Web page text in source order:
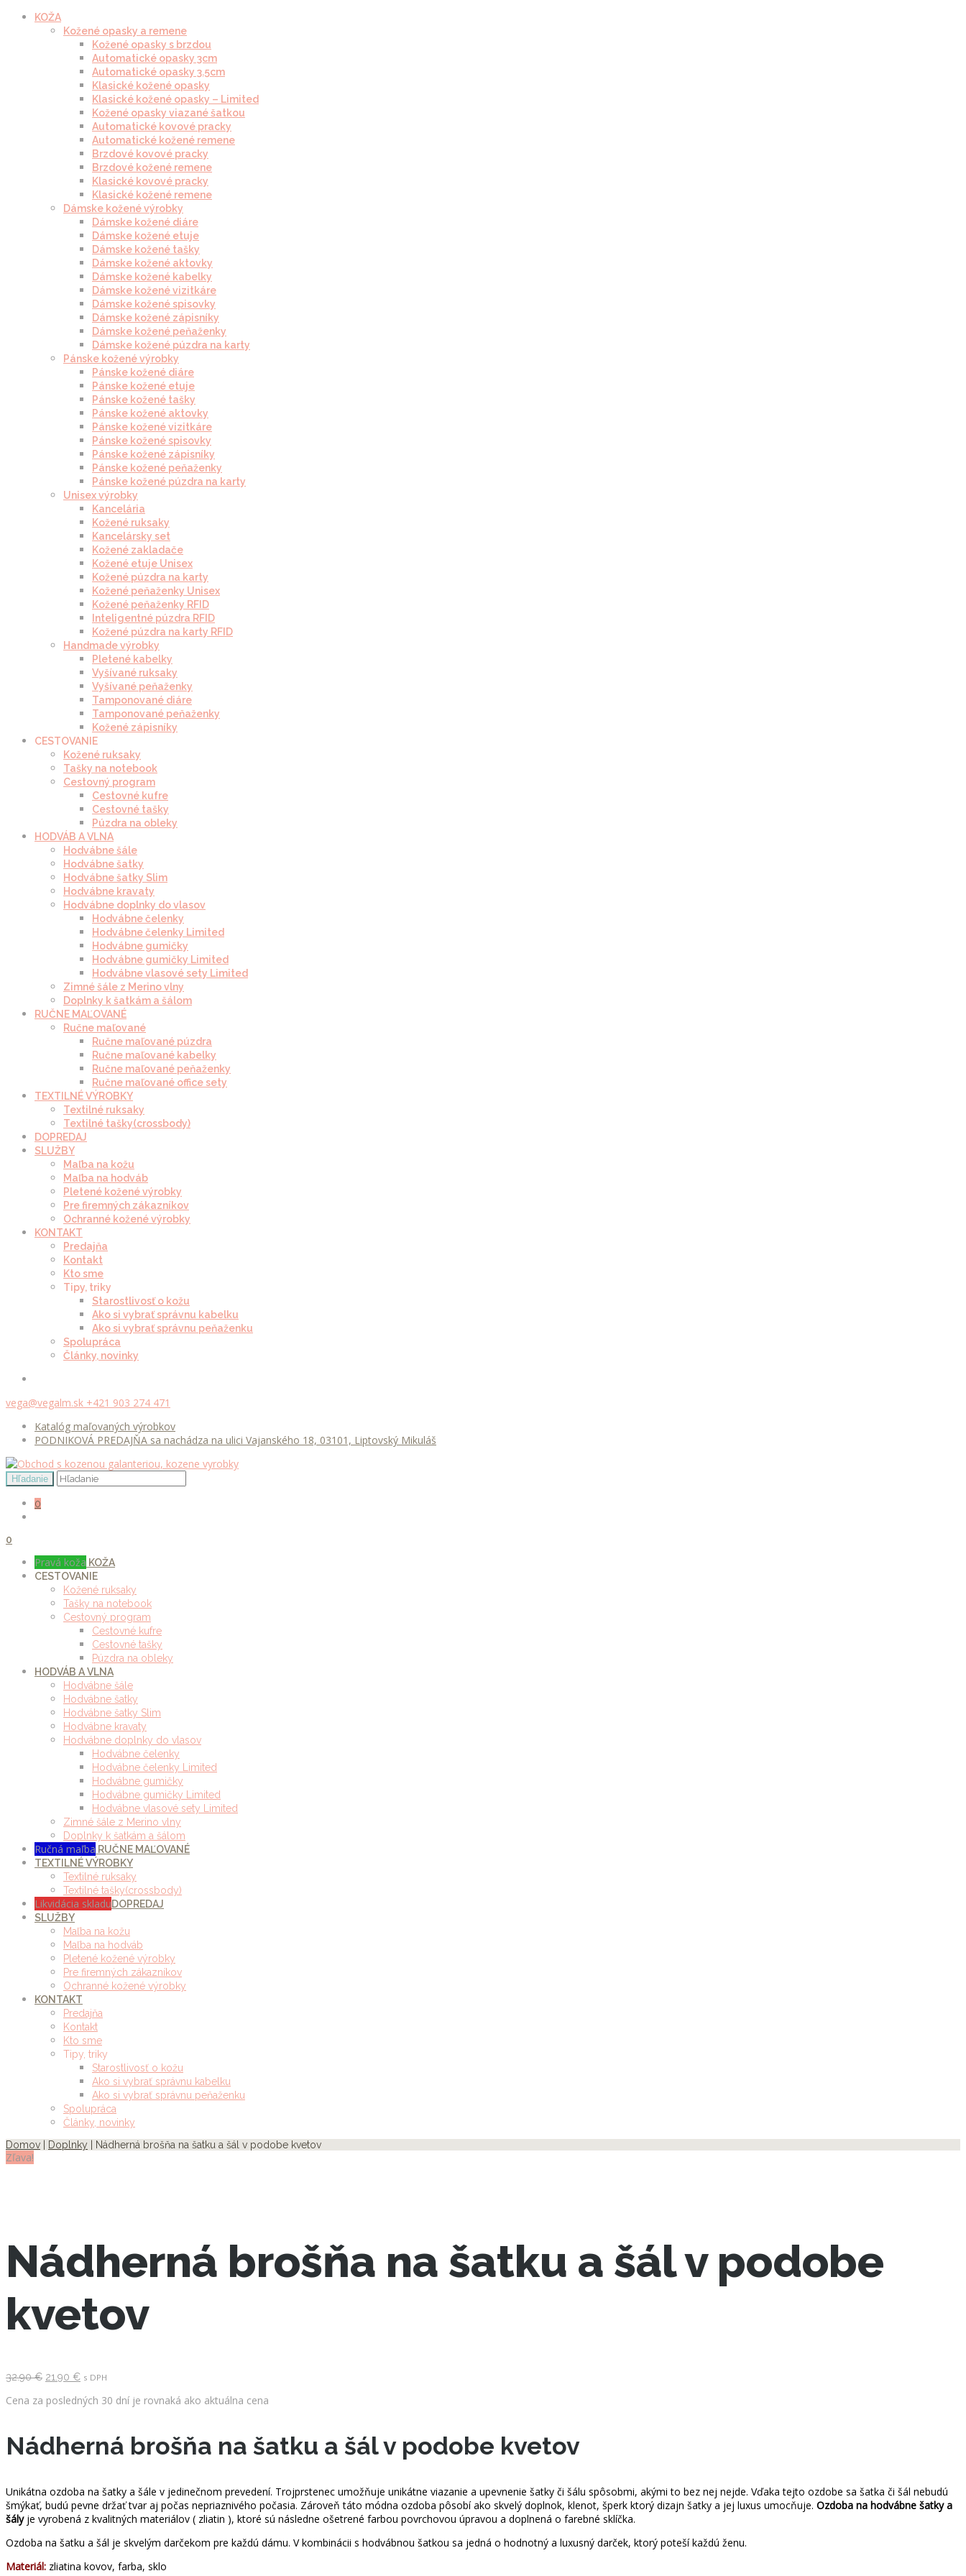
KOŽA
Kožené opasky a remene
Kožené opasky s brzdou
Automatické opasky 3cm
Automatické opasky 3.5cm
Klasické kožené opasky
Klasické kožené opasky – Limited
Kožené opasky viazané šatkou
Automatické kovové pracky
Automatické kožené remene
Brzdové kovové pracky
Brzdové kožené remene
Klasické kovové pracky
Klasické kožené remene
Dámske kožené výrobky
Dámske kožené diáre
Dámske kožené etuje
Dámske kožené tašky
Dámske kožené aktovky
Dámske kožené kabelky
Dámske kožené vizitkáre
Dámske kožené spisovky
Dámske kožené zápisníky
Dámske kožené peňaženky
Dámske kožené púzdra na karty
Pánske kožené výrobky
Pánske kožené diáre
Pánske kožené etuje
Pánske kožené tašky
Pánske kožené aktovky
Pánske kožené vizitkáre
Pánske kožené spisovky
Pánske kožené zápisníky
Pánske kožené peňaženky
Pánske kožené púzdra na karty
Unisex výrobky
Kancelária
Kožené ruksaky
Kancelársky set
Kožené zakladače
Kožené etuje Unisex
Kožené púzdra na karty
Kožené peňaženky Unisex
Kožené peňaženky RFID
Inteligentné púzdra RFID
Kožené púzdra na karty RFID
Handmade výrobky
Pletené kabelky
Vyšívané ruksaky
Vyšívané peňaženky
Tamponované diáre
Tamponované peňaženky
Kožené zápisníky
CESTOVANIE
Kožené ruksaky
Tašky na notebook
Cestovný program
Cestovné kufre
Cestovné tašky
Púzdra na obleky
HODVÁB A VLNA
Hodvábne šále
Hodvábne šatky
Hodvábne šatky Slim
Hodvábne kravaty
Hodvábne doplnky do vlasov
Hodvábne čelenky
Hodvábne čelenky Limited
Hodvábne gumičky
Hodvábne gumičky Limited
Hodvábne vlasové sety Limited
Zimné šále z Merino vlny
Doplnky k šatkám a šálom
RUČNE MAĽOVANÉ
Ručne maľované
Ručne maľované púzdra
Ručne maľované kabelky
Ručne maľované peňaženky
Ručne maľované office sety
TEXTILNÉ VÝROBKY
Textilné ruksaky
Textilné tašky(crossbody)
DOPREDAJ
SLUŽBY
Maľba na kožu
Maľba na hodváb
Pletené kožené výrobky
Pre firemných zákazníkov
Ochranné kožené výrobky
KONTAKT
Predajňa
Kontakt
Kto sme
Tipy, triky
Starostlivosť o kožu
Ako si vybrať správnu kabelku
Ako si vybrať správnu peňaženku
Spolupráca
Články, novinky
vega@vegalm.sk +421 903 274 471
Katalóg maľovaných výrobkov
PODNIKOVÁ PREDAJŇA sa nachádza na ulici Vajanského 18, 03101, Liptovský Mikuláš
0
0
Pravá koža KOŽA
CESTOVANIE
Kožené ruksaky
Tašky na notebook
Cestovný program
Cestovné kufre
Cestovné tašky
Púzdra na obleky
HODVÁB A VLNA
Hodvábne šále
Hodvábne šatky
Hodvábne šatky Slim
Hodvábne kravaty
Hodvábne doplnky do vlasov
Hodvábne čelenky
Hodvábne čelenky Limited
Hodvábne gumičky
Hodvábne gumičky Limited
Hodvábne vlasové sety Limited
Zimné šále z Merino vlny
Doplnky k šatkám a šálom
Ručná maľba RUČNE MAĽOVANÉ
TEXTILNÉ VÝROBKY
Textilné ruksaky
Textilné tašky(crossbody)
Likvidácia skladuDOPREDAJ
SLUŽBY
Maľba na kožu
Maľba na hodváb
Pletené kožené výrobky
Pre firemných zákazníkov
Ochranné kožené výrobky
KONTAKT
Predajňa
Kontakt
Kto sme
Tipy, triky
Starostlivosť o kožu
Ako si vybrať správnu kabelku
Ako si vybrať správnu peňaženku
Spolupráca
Články, novinky
Domov
Doplnky | Nádherná brošňa na šatku a šál v podobe kvetov
Zľava!
Nádherná brošňa na šatku a šál v podobe
kvetov
32.90€ Pôvodná
bola:
32.90 €.
21.90 € Aktuálna
je:
21.90 €.
s DPH
Cena za posledných 30 dní je rovnaká ako aktuálna cena
Nádherná brošňa na šatku a šál v podobe kvetov
Unikátna ozdoba na šatky a šále v jedinečnom prevedení. Trojprstenec umožňuje unikátne viazanie a upevnenie šatky či šálu spôsobmi, akými to bez nej nejde. Vďaka tejto ozdobe sa šatka či šál nebudú
šmýkať, budú pevne držať tvar aj počas nepriaznivého počasia. Zároveň táto módna ozdoba pôsobí ako skvelý doplnok, klenot, šperk ktorý dizajn šatky a jej luxus umocňuje. Ozdoba na hodvábne šatky a
šályje vyrobená z kvalitných materiálov ( zliatin ), ktoré sú následne ošetrené farbou povrchovou úpravou a doplnená o farebné sklíčka.
Ozdoba na šatku a šál je skvelým darčekom pre každú dámu. V kombinácii s hodvábnou šatkou sa jedná o hodnotný a luxusný darček, ktorý poteší každú ženu.
Materiál: zliatina kovov, farba, sklo